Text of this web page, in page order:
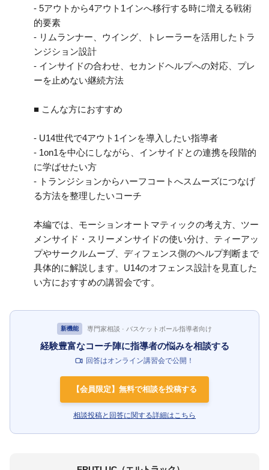
- 5アウトから4アウト1インへ移行する時に増える戦術
的要素
- リムランナー、ウイング、トレーラーを活用したトラ
ンジション設計
- インサイドの合わせ、セカンドヘルプへの対応、プレ
ーを止めない継続方法
■ こんな方におすすめ
- U14世代で4アウト1インを導入したい指導者
- 1on1を中心にしながら、インサイドとの連携を段階的
に学ばせたい方
- トランジションからハーフコートへスムーズにつなげ
る方法を整理したいコーチ
本編では、モーションオートマティックの考え方、ツー
メンサイド・スリーメンサイドの使い分け、ティーアッ
プやサークルムーブ、ディフェンス側のヘルプ判断まで
具体的に解説します。U14のオフェンス設計を見直した
い方におすすめの講習会です。
新機能 専門家相談 · バスケットボール指導者向け
経験豊富なコーチ陣に指導者の悩みを相談する
回答はオンライン講習会で公開！
【会員限定】無料で相談を投稿する
相談投稿と回答に関する詳細はこちら